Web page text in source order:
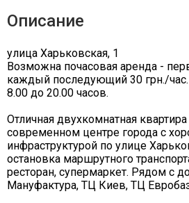
Описание
улица Харьковская, 1
Возможна почасовая аренда -
каждый последующий 30 грн./час.
8.00 до 20.00 часов.
Отличная двухкомнатная
современном центре города с
инфраструктурой по улице
остановка маршрутного
ресторан, супермаркет. Рядом с
Мануфактура, ТЦ Киев, ТЦ